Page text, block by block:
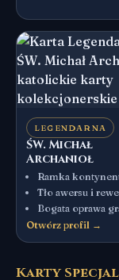
LEGENDARNA
ŚW. Michał
Archanioł
Ramka
Tło awersu i
Bogata oprawa
Otwórz profil →
Karty